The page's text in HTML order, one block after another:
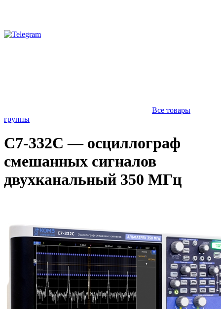
Все товары
группы
С7-332С — осциллограф
смешанных сигналов
двухканальный 350 МГц